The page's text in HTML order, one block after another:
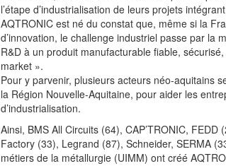
l’étape d’industrialisation de leurs projets
AQTRONIC est né du constat que, même si la
d’innovation, le challenge industriel passe par la
R&D à un produit manufacturable fiable,
market ».
Pour y parvenir, plusieurs acteurs néo-aquitains
la Région Nouvelle-Aquitaine, pour aider les
d’industrialisation.
Ainsi, BMS All Circuits (64), CAP’TRONIC,
Factory (33), Legrand (87), Schneider, SERMA
métiers de la métallurgie (UIMM) ont créé